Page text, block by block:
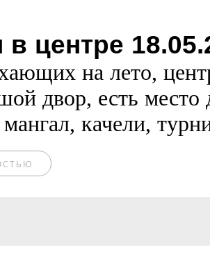
центре
на лето,
двор, есть
мангал, качели,